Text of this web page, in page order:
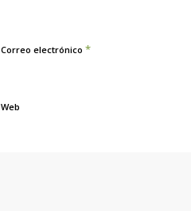
Correo electrónico *
Web